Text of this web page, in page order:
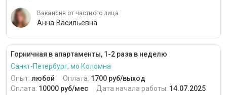
Вакансия от частного лица
Анна Васильевна
Горничная в апартаменты, 1-2 раза в неделю
Санкт-Петербург, мо Коломна
Опыт: любой Оплата: 1700 руб/выход
Оплата: 10000 руб/мес Дата начала работы: 14.07.2025